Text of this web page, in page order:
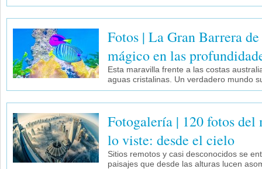
Fotos | La Gran Barrera
mágico en las
Esta maravilla frente a las costas
aguas cristalinas. Un verdadero mundo
Fotogalería | 120 fotos del
lo viste: desde el cielo
Sitios remotos y casi desconocidos se
paisajes que desde las alturas lucen